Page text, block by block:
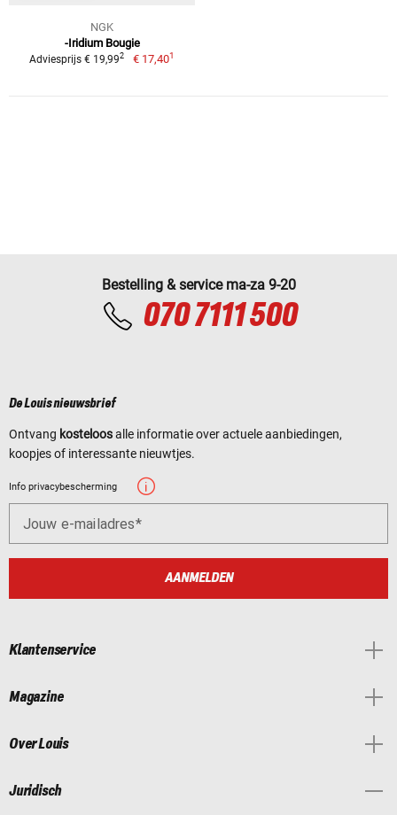
NGK
-Iridium Bougie
Adviesprijs € 19,992 € 17,401
Bestelling & service ma-za 9-20
070 7111 500
De Louis nieuwsbrief
Ontvang kosteloosalle informatie over actuele aanbiedingen,
koopjes of interessante nieuwtjes.
Info privacybescherming
Jouw e-mailadres
AANMELDEN
Klantenservice
Magazine
Over Louis
Juridisch